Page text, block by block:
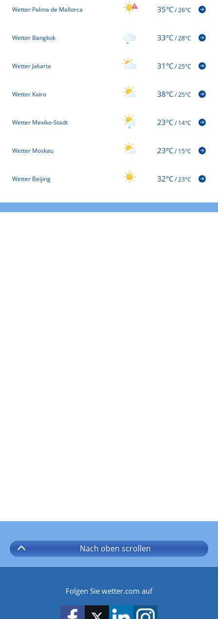
Wetter Palma de Mallorca 35°C/26°C
Wetter Bangkok 33°C/28°C
Wetter Jakarta 31°C/25°C
Wetter Kairo 38°C/25°C
Wetter Mexiko-Stadt 23°C/14°C
Wetter Moskau 23°C/15°C
Wetter Beijing 32°C/23°C
Nach oben scrollen
Folgen Sie wetter.com auf